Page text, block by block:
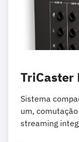
TriCaster
Sistema
um,
streaming